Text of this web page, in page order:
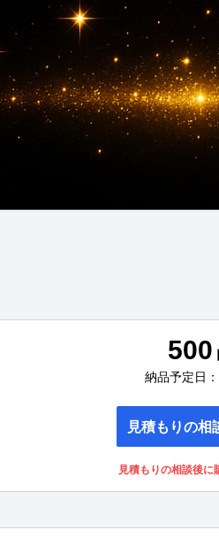
500
納品予定日
見積もりの相
見積もりの相談後に